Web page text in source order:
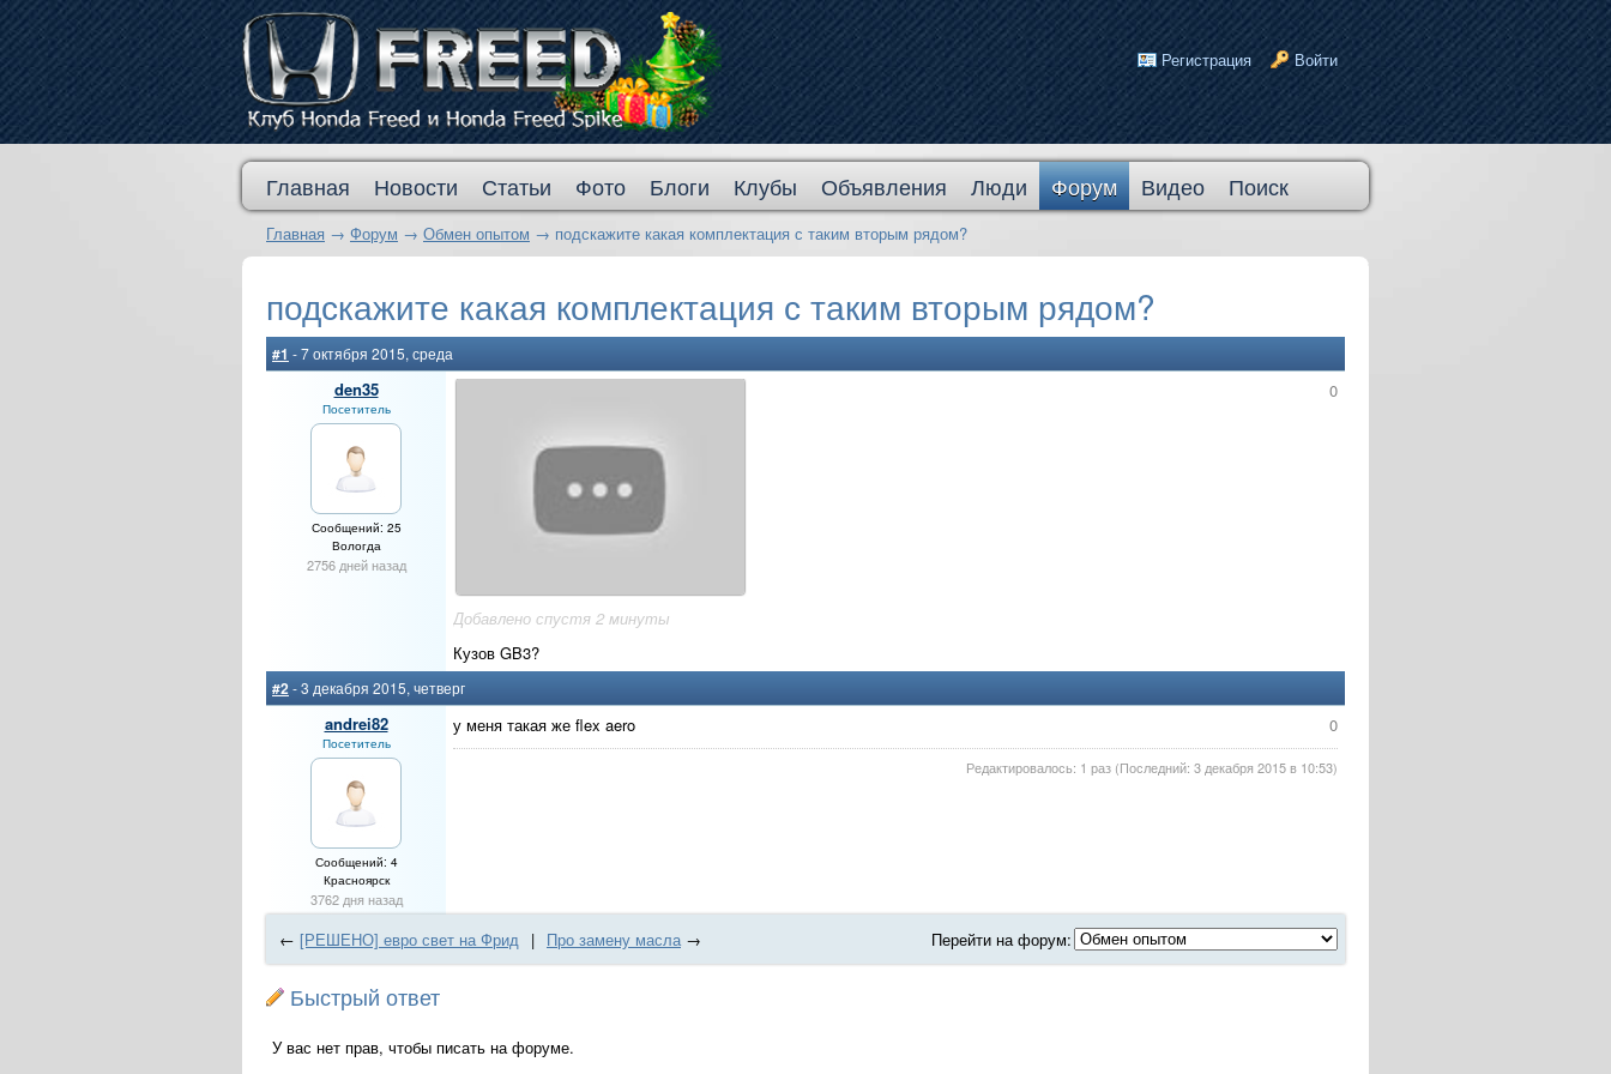
Регистрация Войти
Главная Новости Статьи Фото Блоги Клубы Объявления Люди Форум Видео Поиск
Главная → Форум → Обмен опытом → подскажите какая комплектация с таким вторым рядом?
подскажите какая комплектация с таким вторым рядом?
#1 - 7 октября 2015, среда
den35
Посетитель
Сообщений: 25
Вологда
2756 дней назад
0
Добавлено спустя 2 минуты
Кузов GB3?
#2- 3 декабря 2015, четверг
andrei82
Посетитель
Сообщений: 4
Красноярск
3762 дня назад
0
у меня такая же flex aero
Редактировалось: 1 раз (Последний: 3 декабря 2015 в 10:53)
← [РЕШЕНО] евро свет на Фрид | Про замену масла→ Перейти на форум:
Быстрый ответ
У вас нет прав, чтобы писать на форуме.